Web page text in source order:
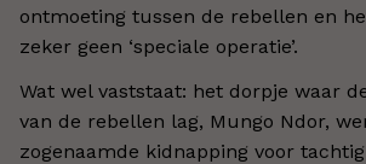
ontmoeting tussen de rebellen en
zeker geen ‘speciale operatie’.
Wat wel vaststaat: het dorpje waar
van de rebellen lag, Mungo Ndor,
zogenaamde kidnapping voor